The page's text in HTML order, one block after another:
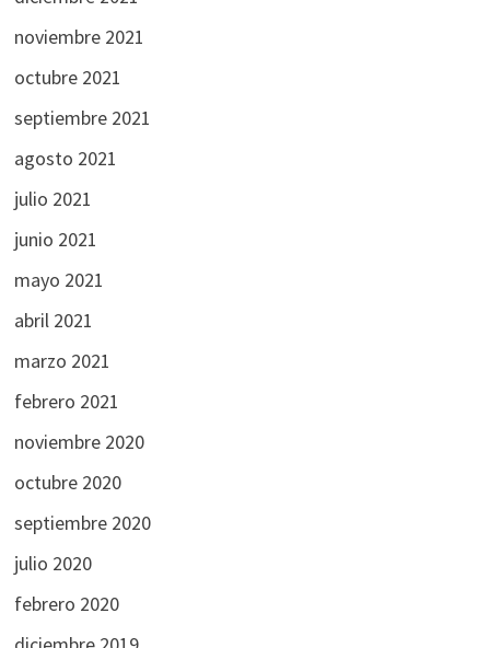
noviembre 2021
octubre 2021
septiembre 2021
agosto 2021
julio 2021
junio 2021
mayo 2021
abril 2021
marzo 2021
febrero 2021
noviembre 2020
octubre 2020
septiembre 2020
julio 2020
febrero 2020